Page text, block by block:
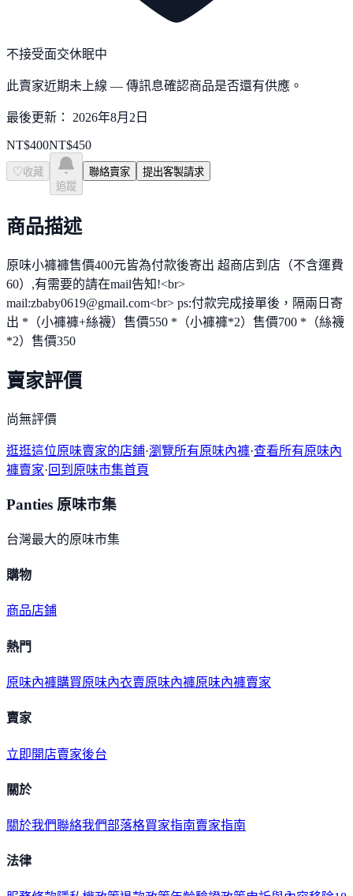
不接受面交休眠中
此賣家近期未上線 — 傳訊息確認商品是否還有供應。
最後更新： 2026年8月2日
NT$400NT$450
♡ 收藏
追蹤
聯絡賣家 提出客製請求
商品描述
原味小褲褲售價400元皆為付款後寄出 超商店到店（不含運費
60）,有需要的請在mail告知!<br>
mail:zbaby0619@gmail.com<br> ps:付款完成接單後，隔兩日寄
出 *（小褲褲+絲襪）售價550 *（小褲褲*2）售價700 *（絲襪
*2）售價350
賣家評價
尚無評價
逛逛這位原味賣家的店鋪·瀏覽所有原味內褲·查看所有原味內
褲賣家·回到原味市集首頁
Panties 原味市集
台灣最大的原味市集
購物
商品店鋪
熱門
原味內褲購買原味內衣賣原味內褲原味內褲賣家
賣家
立即開店賣家後台
關於
關於我們聯絡我們部落格買家指南賣家指南
法律